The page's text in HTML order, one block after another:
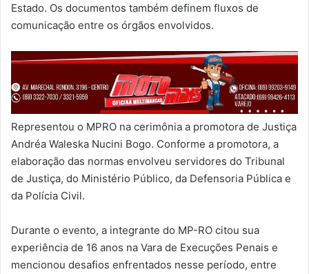
Estado. Os documentos também definem fluxos de
comunicação entre os órgãos envolvidos.
Representou o MPRO na cerimônia a promotora de Justiça
Andréa Waleska Nucini Bogo. Conforme a promotora, a
elaboração das normas envolveu servidores do Tribunal
de Justiça, do Ministério Público, da Defensoria Pública e
da Polícia Civil.
Durante o evento, a integrante do MP-RO citou sua
experiência de 16 anos na Vara de Execuções Penais e
mencionou desafios enfrentados nesse período, entre